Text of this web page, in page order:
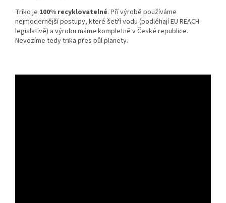
Triko je 100% recyklovatelné. Pří výrobě používáme
nejmodernější postupy, které šetří vodu (podléhají EU REACH
legislativě) a výrobu máme kompletně v České republice.
Nevozíme tedy trika přes půl planety.